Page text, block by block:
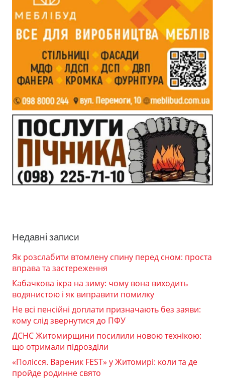
Недавні записи
Як розслабити втомлену спину перед сном: проста
вправа та застереження
Кабачкова ікра на зиму: чому вона виходить
водянистою і як виправити помилку
Не всі пенсійні доплати призначають без заяви:
кому слід звернутися до ПФУ
ДСНС Житомирщини посилили новою технікою:
що отримали підрозділи
«Полісся. Вареник FEST» у Житомирі: коли та де
пройде родинне свято